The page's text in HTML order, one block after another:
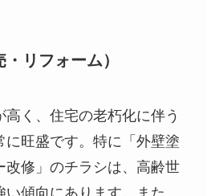
リフォーム）
く、住宅の老朽化に伴う
に旺盛です。特に「外壁塗
改修」のチラシは、高齢世